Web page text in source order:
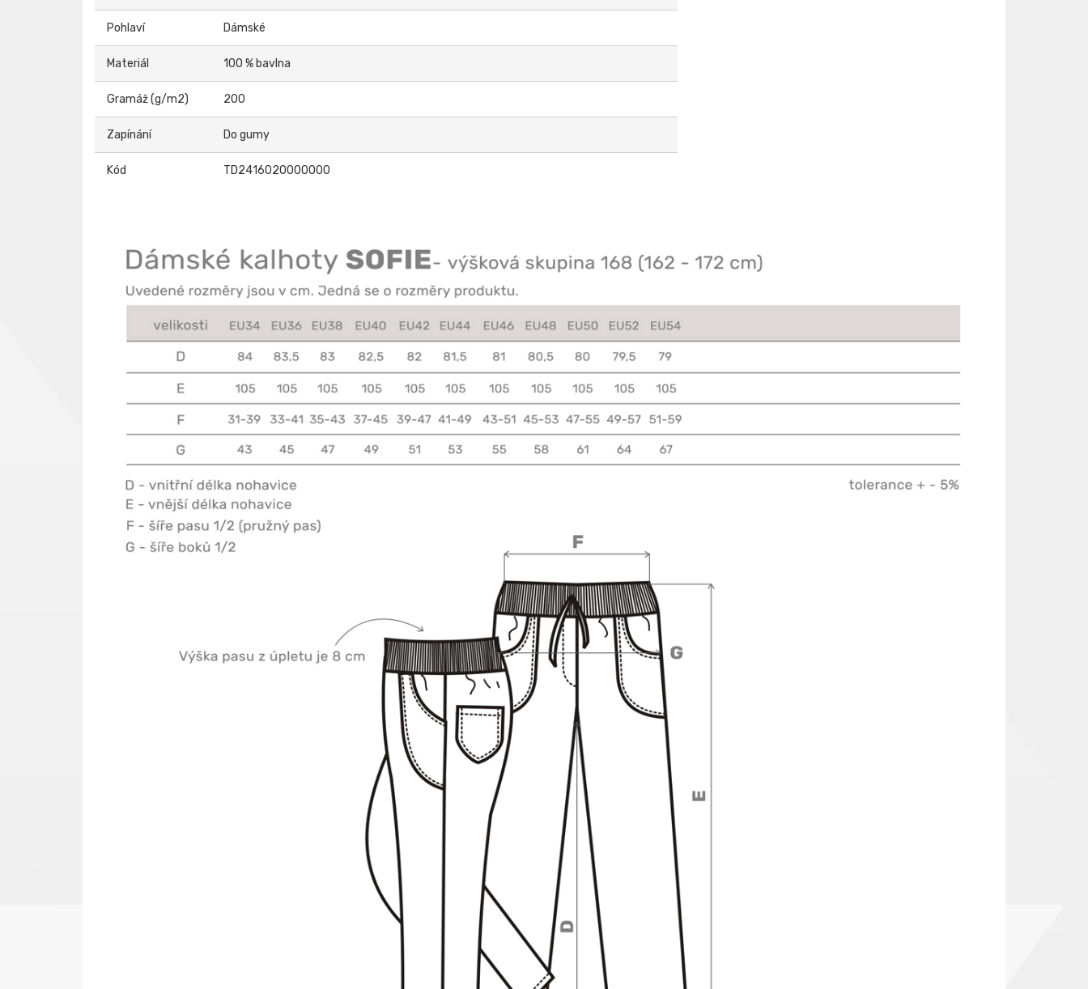
Pohlaví Dámské
Materiál 100 % bavlna
Gramáž (g/m2) 200
Zapínání Do gumy
Kód TD2416020000000